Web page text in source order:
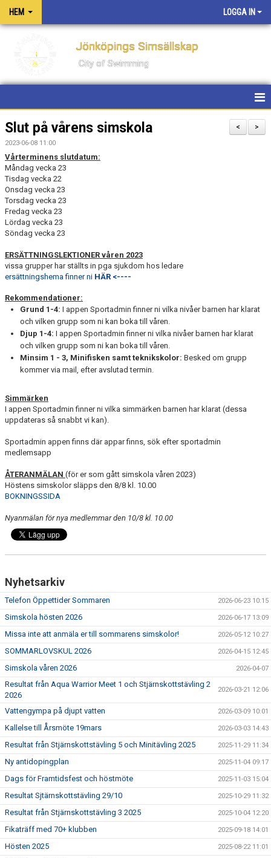
HEM LOGGA IN
Jönköpings Simsällskap
City of Swimming
HEM
NYHETER
KONTAKT
OM KLUBBEN
PM FÖR TÄVLINGAR OCH LÄGER
PRIVATLEKTIONER
BOKNING SIMSKOLA
KALENDER
WEBSHOP
>
<
Slut på vårens simskola
2023-06-08 11:00
Vårterminens slutdatum:
Måndag vecka 23
Tisdag vecka 22
Onsdag vecka 23
Torsdag vecka 23
Fredag vecka 23
Lördag vecka 23
Söndag vecka 23
ERSÄTTNINGSLEKTIONER våren 2023
vissa grupper har ställts in pga sjukdom hos ledare
ersättningshema finner ni HÄR <----
Rekommendationer:
Grund 1-4: I appen Sportadmin finner ni vilka nivåer barnen har klarat
och vilken grupp som ni kan boka till våren.
Djup 1-4: I appen Sportadmin finner ni vilka nivåer barnen har klarat
och vilken grupp som ni kan boka till våren.
Minsim 1 - 3, Minifisken samt teknikskolor: Besked om grupp
kommer via mail, efter avslutad termin.
Simmärken
I appen Sportadmin finner ni vilka simmärken barnen har klarat (dessa
uppdateras så snabbt vi kan).
Sportadmin appen finns där appar finns, sök efter sportadmin
medlemsapp
ÅTERANMÄLAN (för er som gått simskola våren 2023)
Höstens simskolor släpps den 8/8 kl. 10.00
BOKNINGSSIDA
Nyanmälan för nya medlemmar den 10/8 kl. 10.00
Nyhetsarkiv
Telefon Öppettider Sommaren 2026-06-23 10:15
Simskola hösten 2026 2026-06-17 13:09
Missa inte att anmäla er till sommarens simskolor! 2026-05-12 10:27
SOMMARLOVSKUL 2026 2026-04-15 12:45
Simskola våren 2026 2026-04-07
Resultat från Aqua Warrior Meet 1 och Stjärnskottstävling 2
2026
2026-03-21 12:06
Vattengympa på djupt vatten 2026-03-09 10:01
Kallelse till Årsmöte 19mars 2026-03-03 14:43
Resultat från Stjärnskottstävling 5 och Minitävling 2025 2025-11-29 11:34
Ny antidopingplan 2025-11-04 09:17
Dags för Framtidsfest och höstmöte 2025-11-03 15:04
Resultat Sjtärnskottstävling 29/10 2025-10-29 11:32
Resultat från Stjärnskottstävling 3 2025 2025-10-04 12:20
Fikaträff med 70+ klubben 2025-09-18 14:01
Hösten 2025 2025-08-22 11:01